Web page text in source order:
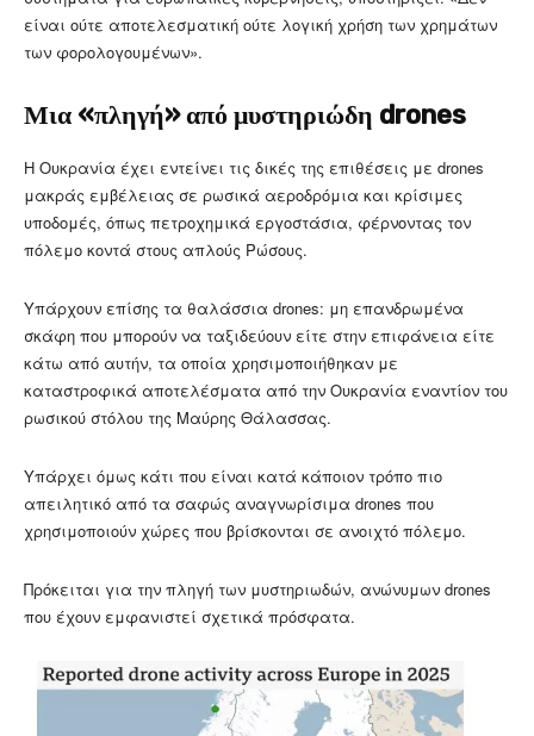
είναι ούτε αποτελεσματική ούτε λογική χρήση των χρημάτων
των φορολογουμένων».
Μια «πληγή» από μυστηριώδη drones
Η Ουκρανία έχει εντείνει τις δικές της επιθέσεις με drones
μακράς εμβέλειας σε ρωσικά αεροδρόμια και κρίσιμες
υποδομές, όπως πετροχημικά εργοστάσια, φέρνοντας τον
πόλεμο κοντά στους απλούς Ρώσους.
Υπάρχουν επίσης τα θαλάσσια drones: μη επανδρωμένα
σκάφη που μπορούν να ταξιδεύουν είτε στην επιφάνεια είτε
κάτω από αυτήν, τα οποία χρησιμοποιήθηκαν με
καταστροφικά αποτελέσματα από την Ουκρανία εναντίον του
ρωσικού στόλου της Μαύρης Θάλασσας.
Υπάρχει όμως κάτι που είναι κατά κάποιον τρόπο πιο
απειλητικό από τα σαφώς αναγνωρίσιμα drones που
χρησιμοποιούν χώρες που βρίσκονται σε ανοιχτό πόλεμο.
Πρόκειται για την πληγή των μυστηριωδών, ανώνυμων drones
που έχουν εμφανιστεί σχετικά πρόσφατα.